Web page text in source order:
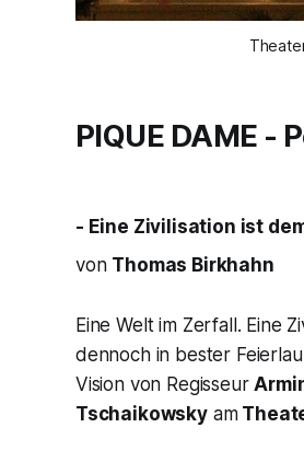
PIQUE DAME -
- Eine Zivilisation ist
von Thomas Birkhahn
Eine Welt im Zerfall. Eine
dennoch in bester
Vision von Regisseur
Tschaikowskyam